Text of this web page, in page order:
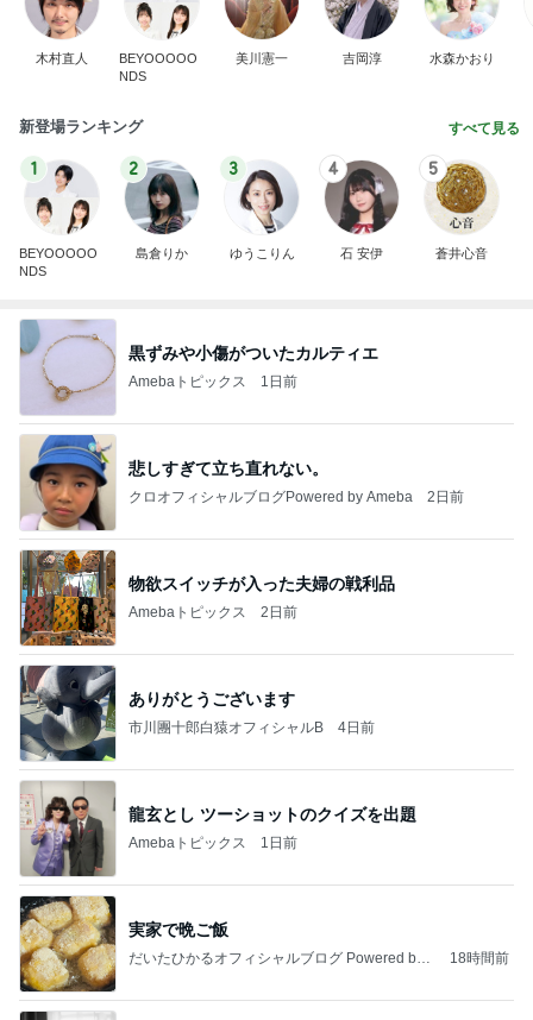
木村直人
BEYOOOOO
NDS
美川憲一 吉岡淳 水森かおり
新登場ランキング すべて見る
1
BEYOOOOO
NDS
2
島倉りか
3
ゆうこりん
4
石 安伊
5
蒼井心音
黒ずみや小傷がついたカルティエ
Amebaトピックス 1日前
悲しすぎて立ち直れない。
クロオフィシャルブログPowered by Ameba 2日前
物欲スイッチが入った夫婦の戦利品
Amebaトピックス 2日前
ありがとうございます
市川團十郎白猿オフィシャルB 4日前
龍玄とし ツーショットのクイズを出題
Amebaトピックス 1日前
実家で晩ご飯
だいたひかるオフィシャルブログ Powered by
18時間前